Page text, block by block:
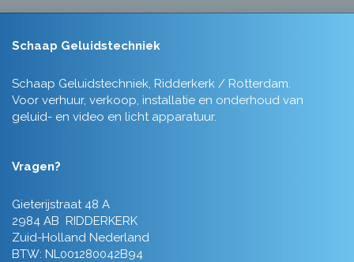
Schaap Geluidstechniek
Schaap Geluidstechniek, Ridderkerk / Rotterdam.
Voor verhuur, verkoop, installatie en onderhoud van
geluid- en video en licht apparatuur.
Vragen?
Gieterijstraat 48 A
2984 AB RIDDERKERK
Zuid-Holland Nederland
BTW: NL001280042B94